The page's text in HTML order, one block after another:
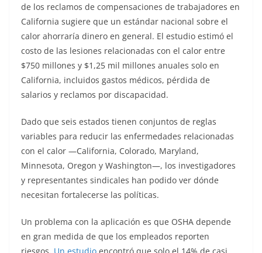
de los reclamos de compensaciones de trabajadores en
California sugiere que un estándar nacional sobre el
calor ahorraría dinero en general. El estudio estimó el
costo de las lesiones relacionadas con el calor entre
$750 millones y $1,25 mil millones anuales solo en
California, incluidos gastos médicos, pérdida de
salarios y reclamos por discapacidad.
Dado que seis estados tienen conjuntos de reglas
variables para reducir las enfermedades relacionadas
con el calor —California, Colorado, Maryland,
Minnesota, Oregon y Washington—, los investigadores
y representantes sindicales han podido ver dónde
necesitan fortalecerse las políticas.
Un problema con la aplicación es que OSHA depende
en gran medida de que los empleados reporten
riesgos. Un estudio encontró que solo el 14% de casi